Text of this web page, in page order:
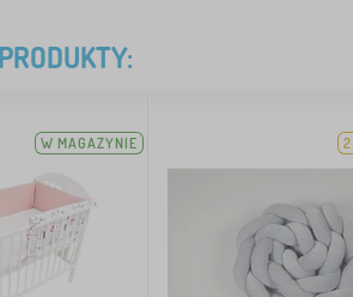
W MAGAZYNIE